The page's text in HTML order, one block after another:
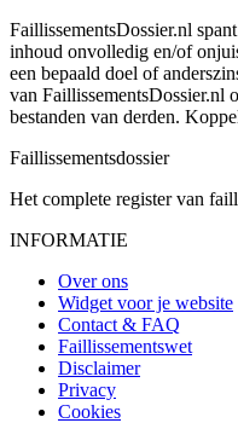
FaillissementsDossier.nl
inhoud onvolledig en/of
een bepaald doel of
van FaillissementsDossier.nl
bestanden van derden.
Faillissementsdossier
Het complete register van
INFORMATIE
Over ons
Widget voor je website
Contact & FAQ
Faillissementswet
Disclaimer
Privacy
Cookies